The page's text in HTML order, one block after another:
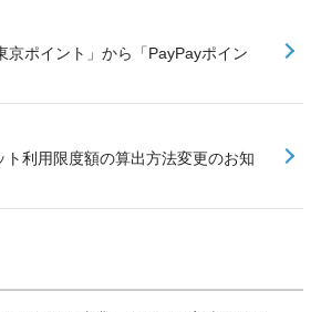
京ポイント」から「PayPayポイン
利用限度額の算出方法変更のお知